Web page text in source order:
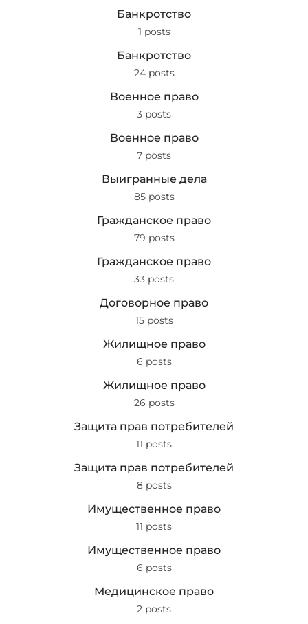
Банкротство
1 posts
Банкротство
24 posts
Военное право
3 posts
Военное право
7 posts
Выигранные дела
85 posts
Гражданское право
79 posts
Гражданское право
33 posts
Договорное право
15 posts
Жилищное право
6 posts
Жилищное право
26 posts
Защита прав потребителей
11 posts
Защита прав потребителей
8 posts
Имущественное право
11 posts
Имущественное право
6 posts
Медицинское право
2 posts